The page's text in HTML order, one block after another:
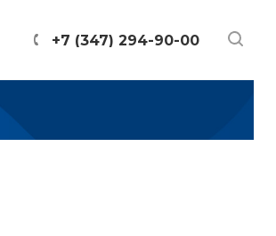
+7 (347) 294-90-00